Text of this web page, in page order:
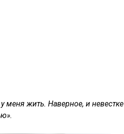
меня жить. Наверное, и невестке